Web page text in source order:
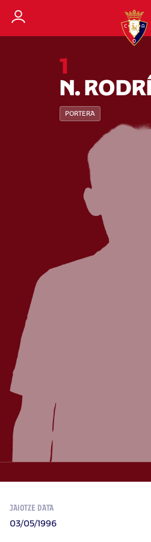
1
N.
PORTERA
JAIOTZE DATA
03/05/1996